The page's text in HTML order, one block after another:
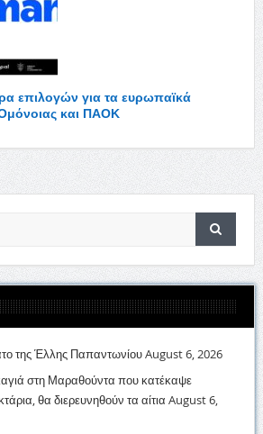
επιλογών για τα ευρωπαϊκά
και ΠΑΟΚ
της Έλλης ΠαπαντωνίουAugust 6, 2026
στη Μαραθούντα που κατέκαψε
θα διερευνηθούν τα αίτια August 6,